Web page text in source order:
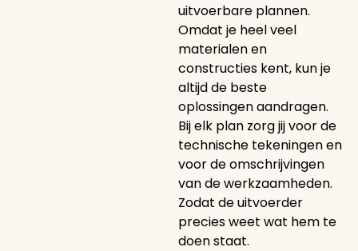
uitvoerbare plannen.
Omdat je heel veel
materialen en
constructies kent, kun je
altijd de beste
oplossingen aandragen.
Bij elk plan zorg jij voor de
technische tekeningen en
voor de omschrijvingen
van de werkzaamheden.
Zodat de uitvoerder
precies weet wat hem te
doen staat.